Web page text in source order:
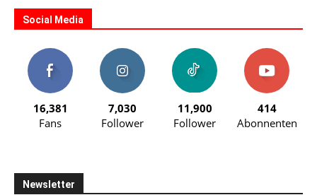
Social Media
16,381
Fans
7,030
Follower
11,900
Follower
414
Abonnenten
Newsletter